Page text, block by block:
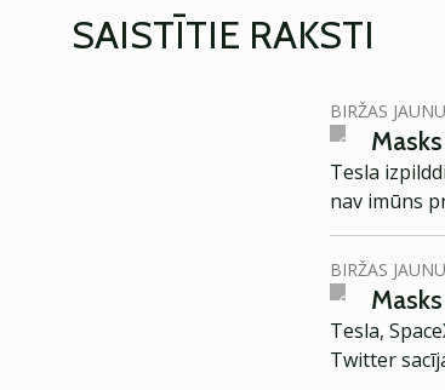
SAISTĪTIE RAKSTI
BIRŽAS
Tesla
nav imūns
BIRŽAS
Tesla,
Twitter